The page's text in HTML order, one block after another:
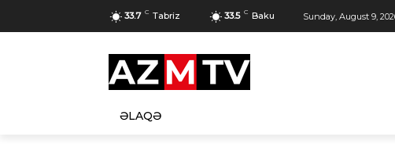
33.7 C Tabriz 33.5 C Baku Sunday, August 9,
ƏLAQƏ